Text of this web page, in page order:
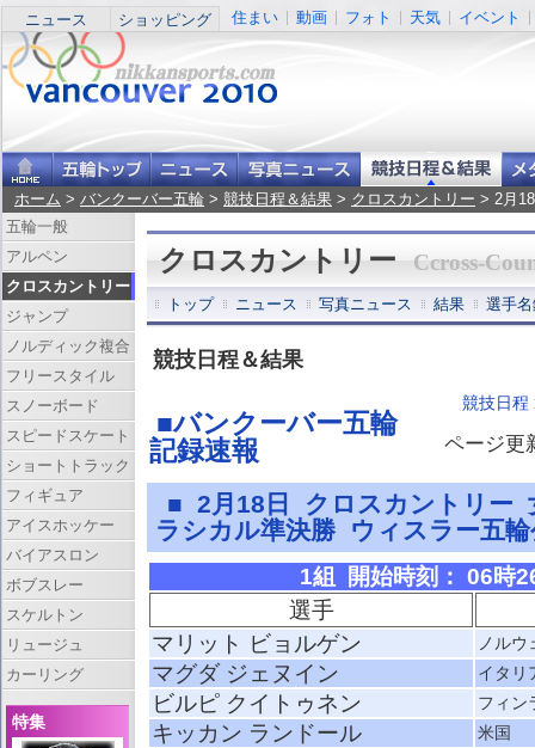
ニュース ショッピング 住まい 動画 フォト 天気 イベント
ホーム > バンクーバー五輪 > 競技日程＆結果 > クロスカントリー > 2月
クロスカントリー Ccross-
トップ ニュース 写真ニュース 結果 選手
競技日程＆結果
■バンクーバー五輪
記録速報
競技日程
ページ更
■ 2月18日 クロスカントリー
ラシカル準決勝 ウィスラー五
1組 開始時刻： 06時
選手
マリット ビョルゲン
ノルウ
マグダ ジェヌイン イタリ
ビルピ クイトゥネン フィン
キッカン ランドール 米国
五輪一般
アルペン
クロスカントリー
ジャンプ
ノルディック複合
フリースタイル
スノーボード
スピードスケート
ショートトラック
フィギュア
アイスホッケー
バイアスロン
ボブスレー
スケルトン
リュージュ
カーリング
特集